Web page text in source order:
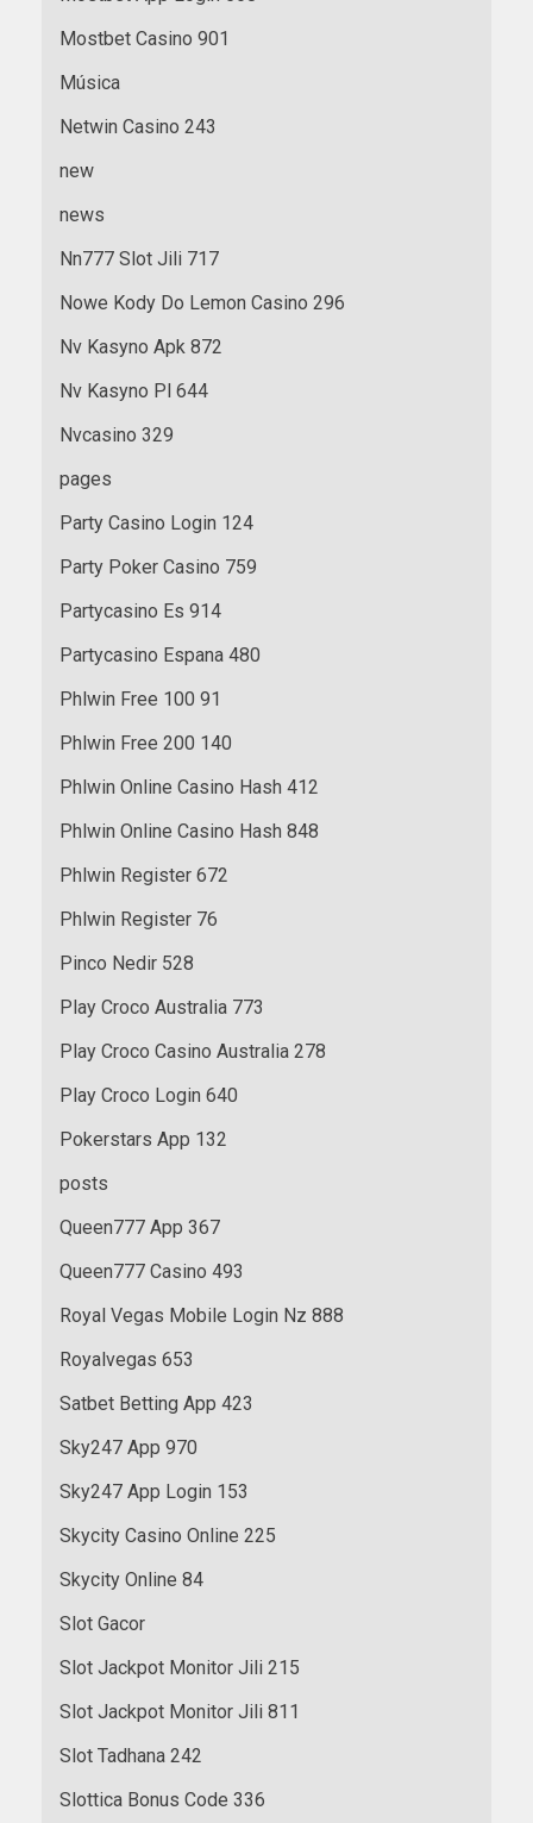
Mostbet Casino 901
Música
Netwin Casino 243
new
news
Nn777 Slot Jili 717
Nowe Kody Do Lemon Casino 296
Nv Kasyno Apk 872
Nv Kasyno Pl 644
Nvcasino 329
pages
Party Casino Login 124
Party Poker Casino 759
Partycasino Es 914
Partycasino Espana 480
Phlwin Free 100 91
Phlwin Free 200 140
Phlwin Online Casino Hash 412
Phlwin Online Casino Hash 848
Phlwin Register 672
Phlwin Register 76
Pinco Nedir 528
Play Croco Australia 773
Play Croco Casino Australia 278
Play Croco Login 640
Pokerstars App 132
posts
Queen777 App 367
Queen777 Casino 493
Royal Vegas Mobile Login Nz 888
Royalvegas 653
Satbet Betting App 423
Sky247 App 970
Sky247 App Login 153
Skycity Casino Online 225
Skycity Online 84
Slot Gacor
Slot Jackpot Monitor Jili 215
Slot Jackpot Monitor Jili 811
Slot Tadhana 242
Slottica Bonus Code 336